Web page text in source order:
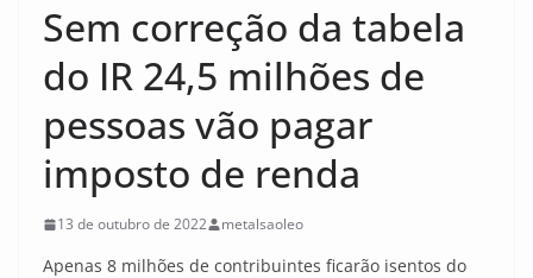
Sem correção da tabela
do IR 24,5 milhões de
pessoas vão pagar
imposto de renda
13 de outubro de 2022 metalsaoleo
Apenas 8 milhões de contribuintes ficarão isentos do